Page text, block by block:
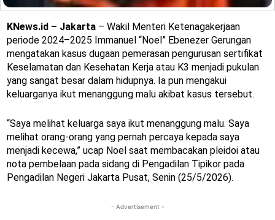
KNews.id – Jakarta – Wakil Menteri Ketenagakerjaan
periode 2024–2025 Immanuel “Noel” Ebenezer Gerungan
mengatakan kasus dugaan pemerasan pengurusan sertifikat
Keselamatan dan Kesehatan Kerja atau K3 menjadi pukulan
yang sangat besar dalam hidupnya. Ia pun mengakui
keluarganya ikut menanggung malu akibat kasus tersebut.
“Saya melihat keluarga saya ikut menanggung malu. Saya
melihat orang-orang yang pernah percaya kepada saya
menjadi kecewa,” ucap Noel saat membacakan pleidoi atau
nota pembelaan pada sidang di Pengadilan Tipikor pada
Pengadilan Negeri Jakarta Pusat, Senin (25/5/2026).
- Advertisement -